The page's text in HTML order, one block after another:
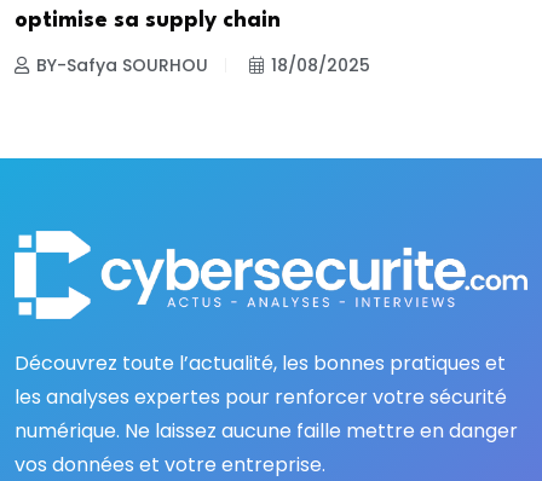
optimise sa supply chain
BY-Safya SOURHOU 18/08/2025
Découvrez toute l’actualité, les bonnes pratiques et
les analyses expertes pour renforcer votre sécurité
numérique. Ne laissez aucune faille mettre en danger
vos données et votre entreprise.